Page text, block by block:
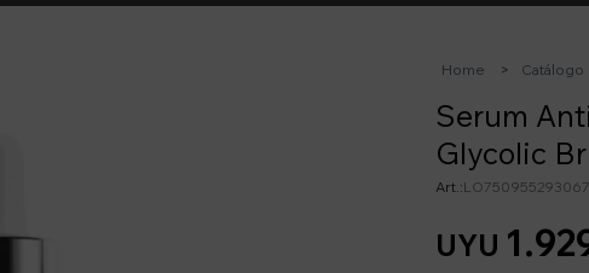
Home Catálogo
Serum
Glycolic
UYU